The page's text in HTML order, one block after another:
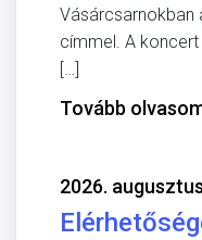
Vásárcsarnokban
címmel. A
[…]
Tovább
2026.